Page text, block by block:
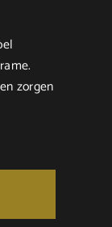
zorgen